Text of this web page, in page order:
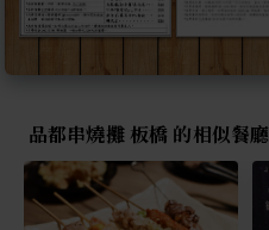
品都串燒攤 板橋 的相似餐廳